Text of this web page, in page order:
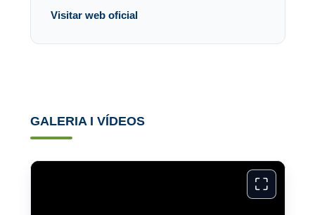
Visitar web oficial
GALERIA I VÍDEOS
⛶